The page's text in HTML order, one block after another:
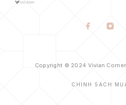
Copyright © 2024 Vivian
CHÍNH SÁCH